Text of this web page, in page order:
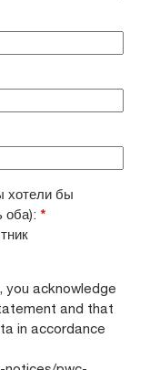
хотели бы
оба): *
you acknowledge
and that
in accordance